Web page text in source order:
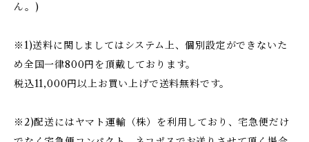
ん。)
※1)送料に関しましてはシステム上、個別設定ができないた
め全国一律800円を頂戴しております。
税込11,000円以上お買い上げで送料無料です。
※2)配送にはヤマト運輸（株）を利用しており、宅急便だけ